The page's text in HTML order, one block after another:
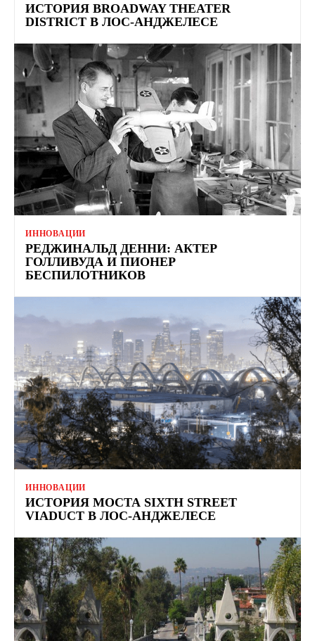
ИСТОРИЯ BROADWAY THEATER
DISTRICT В ЛОС-АНДЖЕЛЕСЕ
ИННОВАЦИИ
РЕДЖИНАЛЬД ДЕННИ: АКТЕР
ГОЛЛИВУДА И ПИОНЕР
БЕСПИЛОТНИКОВ
ИННОВАЦИИ
ИСТОРИЯ МОСТА SIXTH STREET
VIADUCT В ЛОС-АНДЖЕЛЕСЕ